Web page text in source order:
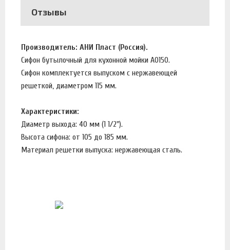
Отзывы
Производитель: АНИ Пласт (Россия).
Сифон бутылочный для кухонной мойки А0150.
Сифон комплектуется выпуском с нержавеющей
решеткой, диаметром 115 мм.
Характеристики:
Диаметр выхода: 40 мм (1 1/2").
Высота сифона: от 105 до 185 мм.
Материал решетки выпуска: нержавеющая сталь.